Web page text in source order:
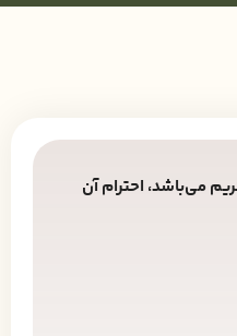
می‌باشد، احترام آن